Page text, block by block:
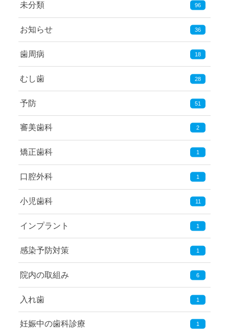
未分類 96
お知らせ 36
歯周病 18
むし歯 28
予防 51
審美歯科 2
矯正歯科 1
口腔外科 1
小児歯科 11
インプラント 1
感染予防対策 1
院内の取組み 6
入れ歯 1
妊娠中の歯科診療 1